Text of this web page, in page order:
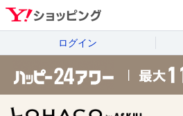
ログイン